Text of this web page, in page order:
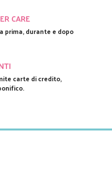
CARE
prima, durante e dopo
carte di credito,